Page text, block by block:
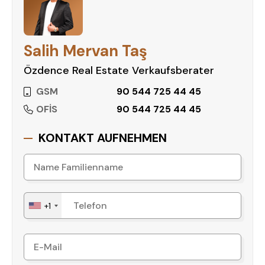
Salih Mervan Taş
Özdence Real Estate Verkaufsberater
GSM
90 544 725 44 45
OFİS
90 544 725 44 45
KONTAKT AUFNEHMEN
+1